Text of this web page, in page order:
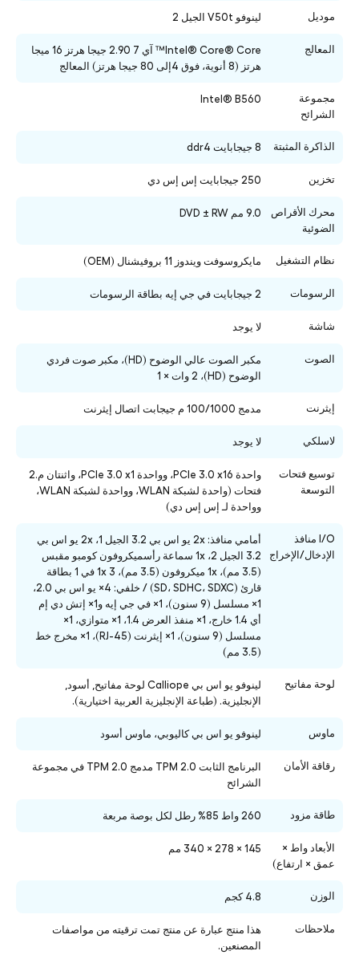
موديل لينوفو V50t الجيل 2
المعالج
Intel® Core® Core™ آي 7 2.90 جيجا هرتز 16 ميجا
هرتز (8 أنوية، فوق 4إلى 80 جيجا هرتز) المعالج
مجموعة
الشرائح
Intel® B560
الذاكرة المثبتة 8 جيجابايت ddr4
تخزين 250 جيجابايت إس إس دي
محرك الأقراص
الضوئية
9.0 مم DVD ± RW
نظام التشغيل مايكروسوفت ويندوز 11 بروفيشنال (OEM)
الرسومات 2 جيجابايت في جي إيه بطاقة الرسومات
شاشة لا يوجد
الصوت
مكبر الصوت عالي الوضوح (HD)، مكبر صوت فردي
الوضوح (HD)، 2 وات × 1
إيثرنت مدمج 100/1000 م جيجابت اتصال إيثرنت
لاسلكي لا يوجد
توسيع فتحات
التوسعة
واحدة PCIe 3.0 x16، وواحدة PCIe 3.0 x1، واثنتان م.2
فتحات (واحدة لشبكة WLAN، وواحدة لشبكة WLAN،
وواحدة لـ إس إس دي)
I/O منافذ
الإدخال/الإخراج
أمامي منافذ: 2x يو اس بي 3.2 الجيل 1، 2x يو اس بي
3.2 الجيل 2، 1x سماعة رأسميكروفون كومبو مقبس
(3.5 مم)، 1x ميكروفون (3.5 مم)، 1x 3 في 1 بطاقة
قارئ (SD، SDHC، SDXC) / خلفي: 4× يو اس بي 2.0،
1× مسلسل (9 سنون)، 1× في جي إيه و1× إتش دي إم
أي 1.4 خارج، 1× منفذ العرض 1.4، 1× متوازي، 1×
مسلسل (9 سنون)، 1× إيثرنت (RJ-45)، 1× مخرج خط
(3.5 مم)
لوحة مفاتيح
لينوفو يو اس بي Calliope لوحة مفاتيح, أسود,
الإنجليزية. (طباعة الإنجليزية العربية اختيارية).
ماوس لينوفو يو اس بي كاليوبي، ماوس أسود
رقاقة الأمان
البرنامج الثابت TPM 2.0 مدمج TPM 2.0 في مجموعة
الشرائح
طاقة مزود 260 واط 85% رطل لكل بوصة مربعة
الأبعاد واط ×
عمق × ارتفاع)
145 × 278 × 340 مم
الوزن 4.8 كجم
ملاحظات
هذا منتج عبارة عن منتج تمت ترقيته من مواصفات
المصنعين.